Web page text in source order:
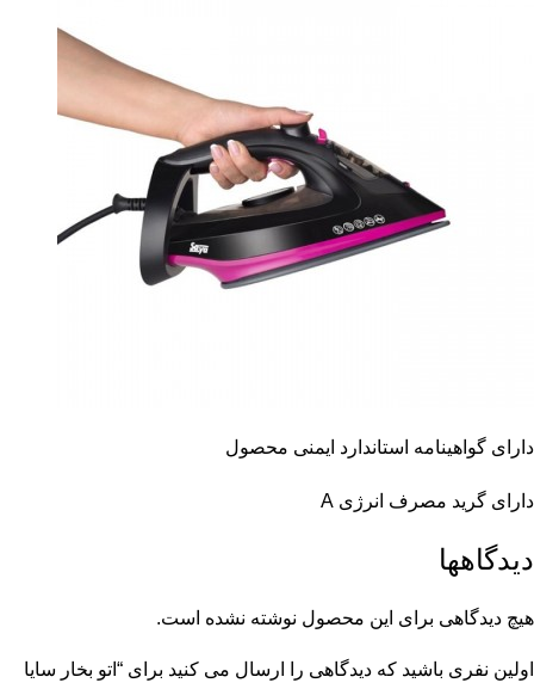
دارای گواهینامه استاندارد ایمنی محصول
دارای گرید مصرف انرژی A
دیدگاهها
هیچ دیدگاهی برای این محصول نوشته نشده است.
اولین نفری باشید که دیدگاهی را ارسال می کنید برای “اتو بخار سایا